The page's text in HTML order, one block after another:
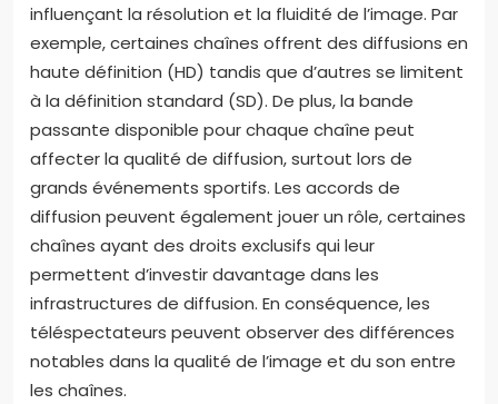
influençant la résolution et la fluidité de l’image. Par
exemple, certaines chaînes offrent des diffusions en
haute définition (HD) tandis que d’autres se limitent
à la définition standard (SD). De plus, la bande
passante disponible pour chaque chaîne peut
affecter la qualité de diffusion, surtout lors de
grands événements sportifs. Les accords de
diffusion peuvent également jouer un rôle, certaines
chaînes ayant des droits exclusifs qui leur
permettent d’investir davantage dans les
infrastructures de diffusion. En conséquence, les
téléspectateurs peuvent observer des différences
notables dans la qualité de l’image et du son entre
les chaînes.